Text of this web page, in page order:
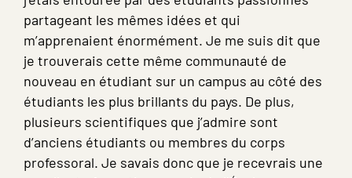
partageant les mêmes idées et qui
m’apprenaient énormément. Je me suis dit que
je trouverais cette même communauté de
nouveau en étudiant sur un campus au côté des
étudiants les plus brillants du pays. De plus,
plusieurs scientifiques que j’admire sont
d’anciens étudiants ou membres du corps
professoral. Je savais donc que je recevrais une